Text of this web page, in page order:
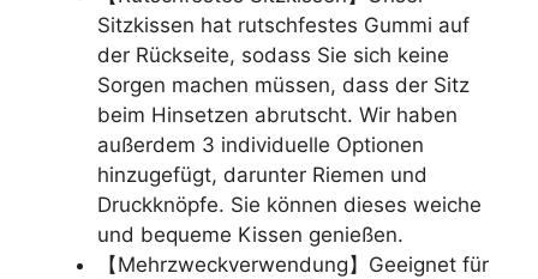
Sitzkissen hat rutschfestes Gummi auf
der Rückseite, sodass Sie sich keine
Sorgen machen müssen, dass der Sitz
beim Hinsetzen abrutscht. Wir haben
außerdem 3 individuelle Optionen
hinzugefügt, darunter Riemen und
Druckknöpfe. Sie können dieses weiche
und bequeme Kissen genießen.
【Mehrzweckverwendung】Geeignet für